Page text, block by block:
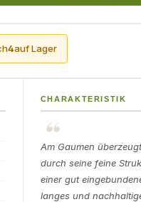
4auf Lager
CHARAKTERISTIK
Am Gaumen
durch seine feine
einer gut
langes und